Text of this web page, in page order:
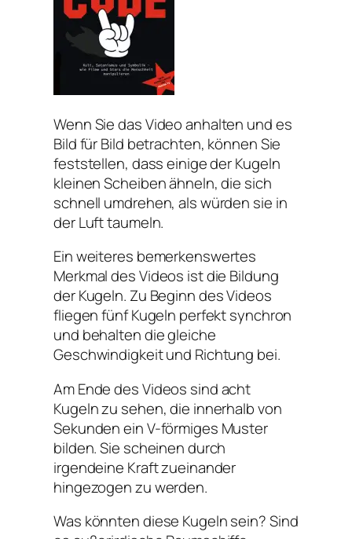
Wenn Sie das Video anhalten und es
Bild für Bild betrachten, können Sie
feststellen, dass einige der Kugeln
kleinen Scheiben ähneln, die sich
schnell umdrehen, als würden sie in
der Luft taumeln.
Ein weiteres bemerkenswertes
Merkmal des Videos ist die Bildung
der Kugeln. Zu Beginn des Videos
fliegen fünf Kugeln perfekt synchron
und behalten die gleiche
Geschwindigkeit und Richtung bei.
Am Ende des Videos sind acht
Kugeln zu sehen, die innerhalb von
Sekunden ein V-förmiges Muster
bilden. Sie scheinen durch
irgendeine Kraft zueinander
hingezogen zu werden.
Was könnten diese Kugeln sein? Sind